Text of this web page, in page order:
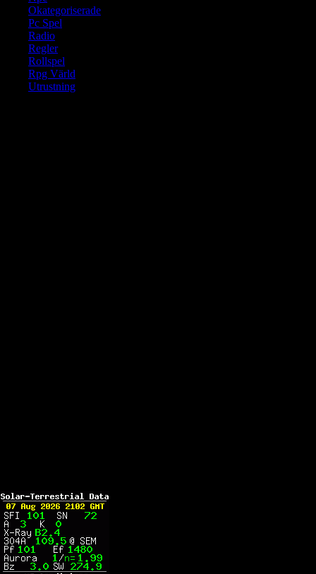
Okategoriserade
Pc Spel
Radio
Regler
Rollspel
Rpg Värld
Utrustning